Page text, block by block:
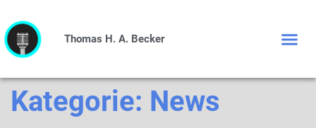
Thomas H. A. Becker
Kategorie: News